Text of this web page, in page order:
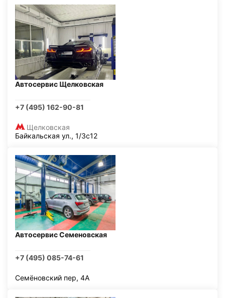
Автосервис Щелковская
+7 (495) 162-90-81
Щелковская
Байкальская ул., 1/3с12
Автосервис Семеновская
+7 (495) 085-74-61
Семёновский пер, 4А